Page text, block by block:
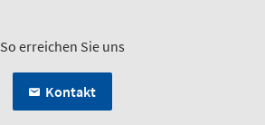
So erreichen Sie uns
Kontakt